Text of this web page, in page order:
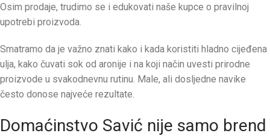
Osim prodaje, trudimo se i edukovati naše kupce o pravilnoj
upotrebi proizvoda.
Smatramo da je važno znati kako i kada koristiti hladno cijeđena
ulja, kako čuvati sok od aronije i na koji način uvesti prirodne
proizvode u svakodnevnu rutinu. Male, ali dosljedne navike
često donose najveće rezultate.
Domaćinstvo Savić nije samo brend